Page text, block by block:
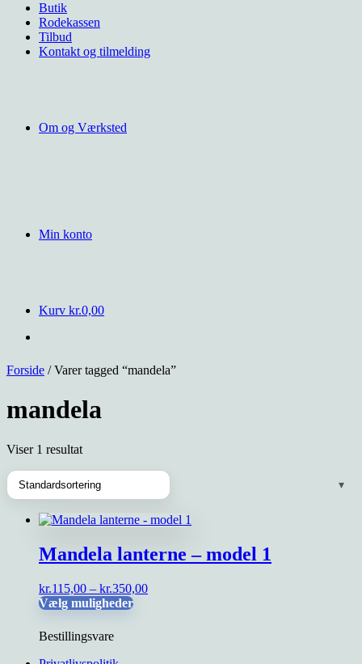
Butik
Rodekassen
Tilbud
Kontakt og tilmelding
Om og Værksted
Min konto
Kurv kr.0,00
Forside / Varer tagged “mandela”
mandela
Viser 1 resultat
Mandela lanterne – model 1
kr.115,00 – kr.350,00Prisinterval:
Vælg mulighederDette
Bestillingsvare